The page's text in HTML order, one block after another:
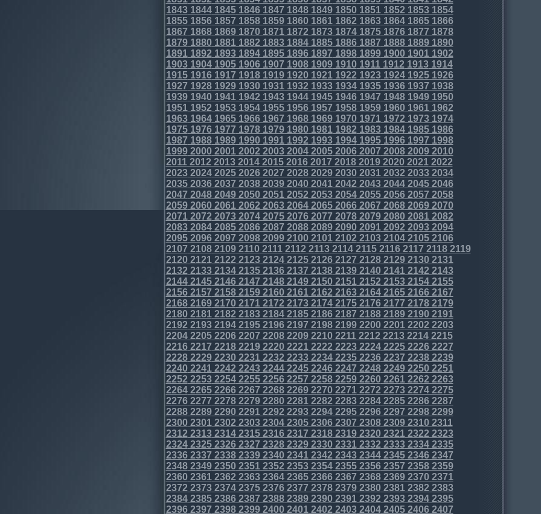
18431844184518461847 18481849185018511852 18531854
185518561857 18581859186018611862 1863186418651866
1867 18681869187018711872 18731874187518761877 1878
1879188018811882 18831884188518861887 188818891890
18911892 18931894189518961897 18981899190019011902
19031904190519061907 19081909191019111912 19131914
191519161917 19181919192019211922 1923192419251926
1927 19281929193019311932 19331934193519361937 1938
1939194019411942 19431944194519461947 194819491950
19511952 19531954195519561957 19581959196019611962
19631964196519661967 19681969197019711972 19731974
197519761977 19781979198019811982 1983198419851986
1987 19881989199019911992 19931994199519961997 1998
1999200020012002 20032004200520062007 200820092010
20112012 20132014201520162017 20182019202020212022
20232024202520262027 20282029203020312032 20332034
203520362037 20382039204020412042 2043204420452046
2047 20482049205020512052 20532054205520562057 2058
2059206020612062 20632064206520662067 206820692070
20712072 20732074207520762077 20782079208020812082
20832084208520862087 20882089209020912092 20932094
209520962097 20982099210021012102 2103210421052106
2107 21082109211021112112 21132114211521162117 21182119
212021212122 21232124212521262127 2128212921302131
2132 21332134213521362137 21382139214021412142 2143
2144214521462147 21482149215021512152 215321542155
21562157 21582159216021612162 21632164216521662167
21682169217021712172 21732174217521762177 21782179
218021812182 21832184218521862187 2188218921902191
2192 21932194219521962197 21982199220022012202 2203
2204220522062207 22082209221022112212 221322142215
22162217 22182219222022212222 22232224222522262227
22282229223022312232 22332234223522362237 22382239
224022412242 22432244224522462247 2248224922502251
2252 22532254225522562257 22582259226022612262 2263
2264226522662267 22682269227022712272 227322742275
22762277 22782279228022812282 22832284228522862287
22882289229022912292 22932294229522962297 22982299
230023012302 23032304230523062307 2308230923102311
2312 23132314231523162317 23182319232023212322 2323
2324232523262327 23282329233023312332 233323342335
23362337 23382339234023412342 23432344234523462347
23482349235023512352 23532354235523562357 23582359
236023612362 23632364236523662367 2368236923702371
2372 23732374237523762377 23782379238023812382 2383
2384238523862387 23882389239023912392 239323942395
23962397 23982399240024012402 24032404240524062407